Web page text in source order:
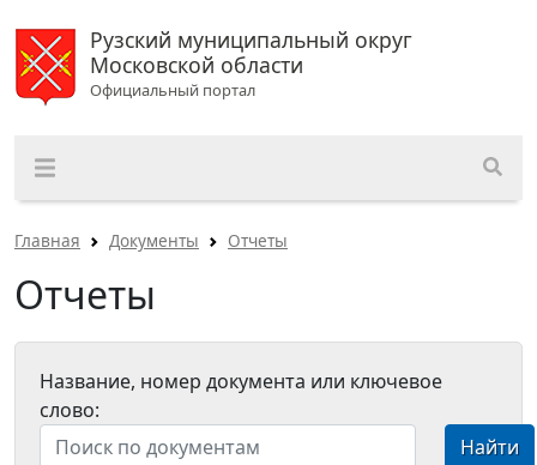
Рузский муниципальный округ
Московской области
Официальный портал
Главная Документы Отчеты
Отчеты
Название, номер документа или ключевое
слово:
Найти